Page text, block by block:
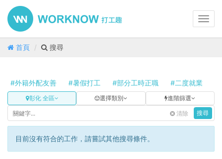
首頁 搜尋
#外籍外配友善 #暑假打工 #部分工時正職 #二度就業
彰化 全區 選擇類別 進階篩選
清除 搜尋
目前沒有符合的工作，請嘗試其他搜尋條件。